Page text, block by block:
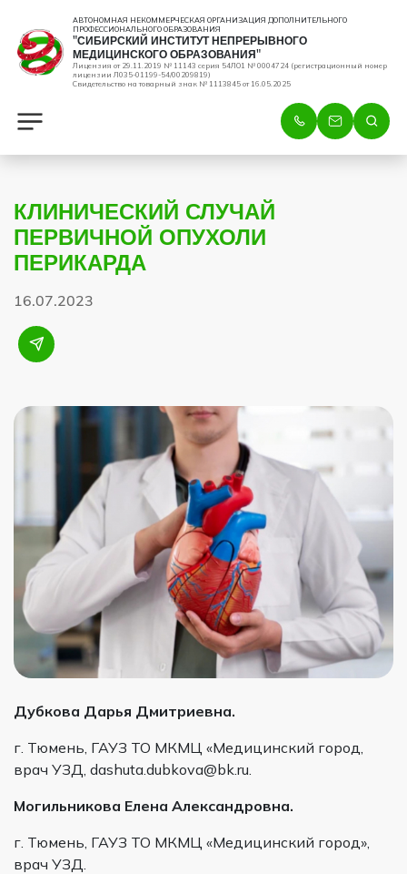
АВТОНОМНАЯ НЕКОММЕРЧЕСКАЯ ОРГАНИЗАЦИЯ ДОПОЛНИТЕЛЬНОГО
ПРОФЕССИОНАЛЬНОГО ОБРАЗОВАНИЯ
"СИБИРСКИЙ ИНСТИТУТ НЕПРЕРЫВНОГО
МЕДИЦИНСКОГО ОБРАЗОВАНИЯ"
Лицензия от 29.11.2019 № 11143 серия 54ЛО1 № 0004724 (регистрационный номер
лицензии Л035-01199-54/00209819)
Свидетельство на товарный знак № 1113845 от 16.05.2025
КЛИНИЧЕСКИЙ СЛУЧАЙ
ПЕРВИЧНОЙ ОПУХОЛИ
ПЕРИКАРДА
16.07.2023
Дубкова Дарья Дмитриевна.
г. Тюмень, ГАУЗ ТО МКМЦ «Медицинский город,
врач УЗД, dashuta.dubkova@bk.ru.
Могильникова Елена Александровна.
г. Тюмень, ГАУЗ ТО МКМЦ «Медицинский город»,
врач УЗД.